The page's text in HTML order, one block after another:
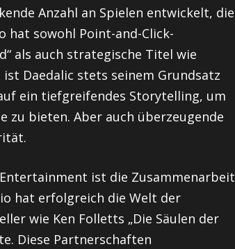
Anzahl an Spielen entwickelt, die
hat sowohl Point-and-Click-
als auch strategische Titel wie
ist Daedalic stets seinem Grundsatz
ein tiefgreifendes Storytelling, um
zu bieten. Aber auch überzeugende
ist die Zusammenarbeit
hat erfolgreich die Welt der
wie Ken Folletts „Die Säulen der
Diese Partnerschaften